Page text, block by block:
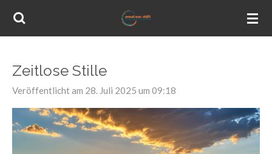
Zum
Zeitlose Stille
Veröffentlicht am 28. Juli 2025 um 09:18